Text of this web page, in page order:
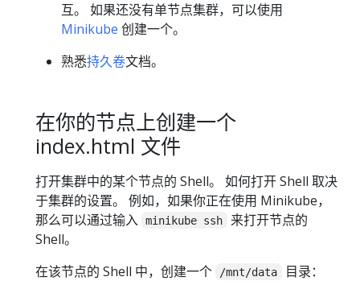
互。 如果还没有单节点集群，可以使用
Minikube 创建一个。
熟悉持久卷文档。
在你的节点上创建一个
index.html 文件
打开集群中的某个节点的 Shell。 如何打开 Shell 取决
于集群的设置。 例如，如果你正在使用 Minikube，
那么可以通过输入 minikube ssh
来打开节点的
Shell。
在该节点的 Shell 中，创建一个
/mnt/data 目录：